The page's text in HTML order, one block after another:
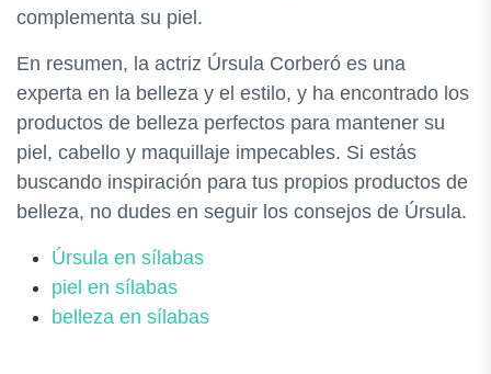
complementa su piel.
En resumen, la actriz Úrsula Corberó es una
experta en la belleza y el estilo, y ha encontrado los
productos de belleza perfectos para mantener su
piel, cabello y maquillaje impecables. Si estás
buscando inspiración para tus propios productos de
belleza, no dudes en seguir los consejos de Úrsula.
Úrsula en sílabas
piel en sílabas
belleza en sílabas